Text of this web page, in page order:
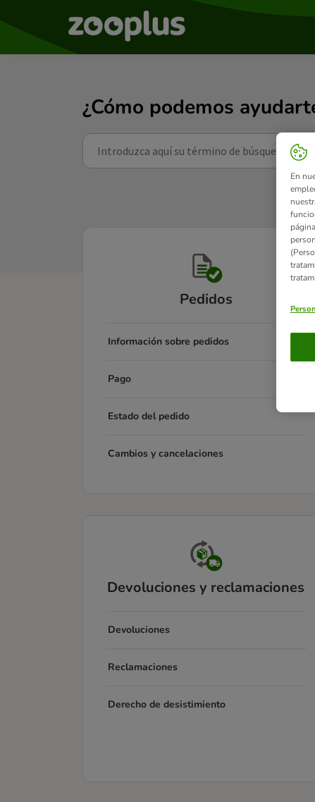
¿Cómo podemos
Pedidos
Información sobre pedidos
Pago
Estado del pedido
Cambios y cancelaciones
Devoluciones y reclamaciones
Devoluciones
Reclamaciones
Derecho de desistimiento
En